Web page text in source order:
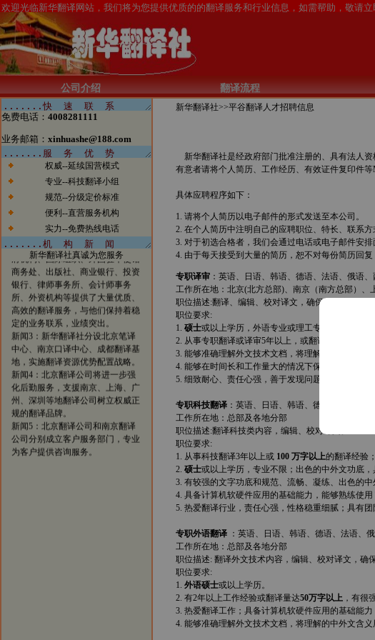
公司介绍 翻译流程
免费电话： 4008281111
业务邮箱： xinhuashe@188.com
权威--延续国营模式
专业--科技翻译小组
规范--分级定价标准
便利--直营服务机构
实力--免费热线电话
新华翻译社真诚为您服务
新闻1：当今电子商务的发展一日
千里，北京翻译公司如果有所作为
的话也必须跟上时代的步伐。今
天，我们已经看到太多的传统行业
涉足电子商务而大获成功的案例。
我们希望在翻译行业，能够看到越
来越多的翻译公司借助电子商务一
步步发展壮大，在将来也能够出现
北京翻译行业中的电子商务应用的
领军企业。
新闻2：新华翻译社公司自成立以
来已经成功为全球五百强企业、跨
国公司、国内公司、国家部委、政
府机构、国际组织、外国驻华使馆
商务处、出版社、商业银行、投资
银行、律师事务所、会计师事务
所、外资机构等提供了大量优质、
高效的翻译服务，与他们保持着稳
定的业务联系，业绩突出。
新闻3：新华翻译社分设北京笔译
中心、南京口译中心、成都翻译基
地，实施翻译资源优势配置战略。
新闻4：北京翻译公司将进一步强
化后勤服务，支援南京、上海、广
州、深圳等地翻译公司树立权威正
规的翻译品牌。
新闻5：北京翻译公司和南京翻译
公司分别成立客户服务部门，专业
为客户提供咨询服务。
新华翻译社>>平谷翻译人才招聘信息
新华翻译社是经政府部门批准注册的、具有法人资
有意者请将个人简历、工作经历、有效证件复印件
具体应聘程序如下：
1. 请将个人简历以电子邮件的形式发送至本公司。
2. 在个人简历中注明自己的应聘职位、特长、联系
3. 对于初选合格者，我们会通过电话或电子邮件安排
4. 由于每天接受到大量的简历，恕不对每份简历回复
专职译审：英语、日语、韩语、德语、法语、俄语
工作所在地：北京(北方总部)、南京（南方总部）、
职位描述:翻译、编辑、校对译文，确保达到客户和
职位要求:
1. 硕士或以上学历，外语专业或理工专业（计算机
2. 从事专职翻译或译审5年以上，或翻译量达
3. 能够准确理解外文技术文档，将理解的中外文含
4. 能够在时间长和工作量大的情况下保持对文字的
5. 细致耐心、责任心强，善于发现问题并独立解决
专职科技翻译：英语、日语、韩语、德语、法语、
工作所在地：总部及各地分部
职位描述:翻译科技类内容，编辑、校对译文。
职位要求:
1. 从事科技翻译3年以上或 100 万字以上的翻译经验；
2. 硕士或以上学历，专业不限；出色的中外文功底
3. 有较强的文字功底和规范、流畅、凝练、出色的
4. 具备计算机软硬件应用的基础能力，能够熟练使用
5. 热爱翻译行业，责任心强，性格稳重细腻；具有团
专职外语翻译：英语、日语、韩语、德语、法语、
工作所在地：总部及各地分部
职位描述: 翻译外文技术内容，编辑、校对译文，确
职位要求:
1. 外语硕士或以上学历。
2. 有2年以上工作经验或翻译量达50万字以上，有很
3. 热爱翻译工作；具备计算机软硬件应用的基础能力
4. 能够准确理解外文技术文档，将理解的中外文含